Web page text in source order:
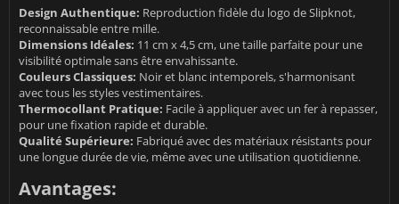
Design Authentique: Reproduction fidèle du logo de Slipknot,
reconnaissable entre mille.
Dimensions Idéales: 11 cm x 4,5 cm, une taille parfaite pour une
visibilité optimale sans être envahissante.
Couleurs Classiques: Noir et blanc intemporels, s'harmonisant
avec tous les styles vestimentaires.
Thermocollant Pratique: Facile à appliquer avec un fer à repasser,
pour une fixation rapide et durable.
Qualité Supérieure: Fabriqué avec des matériaux résistants pour
une longue durée de vie, même avec une utilisation quotidienne.
Avantages: